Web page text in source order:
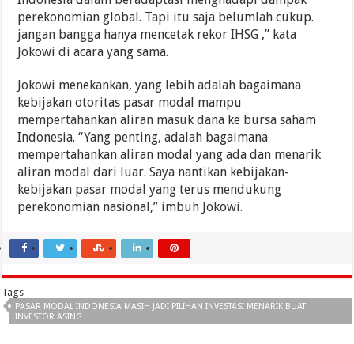
perekonomian global. Tapi itu saja belumlah cukup.
jangan bangga hanya mencetak rekor IHSG ,” kata
Jokowi di acara yang sama.
Jokowi menekankan, yang lebih adalah bagaimana
kebijakan otoritas pasar modal mampu
mempertahankan aliran masuk dana ke bursa saham
Indonesia. “Yang penting, adalah bagaimana
mempertahankan aliran modal yang ada dan menarik
aliran modal dari luar. Saya nantikan kebijakan-
kebijakan pasar modal yang terus mendukung
perekonomian nasional,” imbuh Jokowi.
Tags
PASAR MODAL INDONESIA MASIH JADI PILIHAN INVESTASI MENARIK BUAT
INVESTOR ASING